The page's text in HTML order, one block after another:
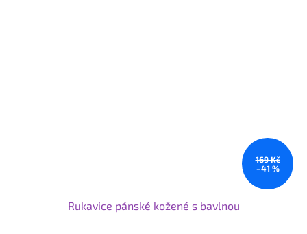
169 Kč
–41 %
Rukavice pánské kožené s bavlnou